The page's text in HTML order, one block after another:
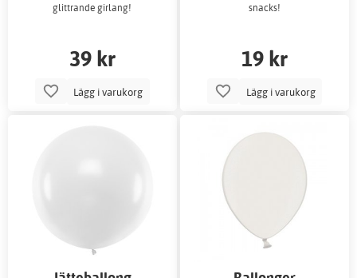
glittrande girlang!
39 kr
Lägg i varukorg
snacks!
19 kr
Lägg i varukorg